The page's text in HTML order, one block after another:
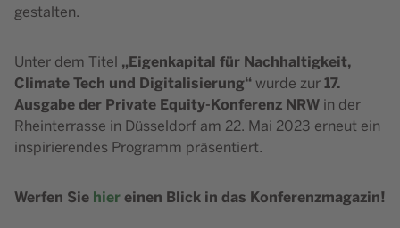
gestalten.
Unter dem Titel „Eigenkapital für Nachhaltigkeit,
Climate Tech und Digitalisierung“wurde zur17.
Ausgabe der Private Equity-Konferenz NRW in der
Rheinterrasse in Düsseldorf am 22. Mai 2023 erneut ein
inspirierendes Programm präsentiert.
Werfen Sie hiereinen Blick in das Konferenzmagazin!